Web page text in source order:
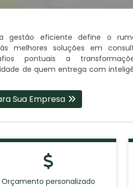
gestão eficiente define o
melhores soluções em
pontuais a
de quem entrega com
Sua Empresa
Orçamento personalizado